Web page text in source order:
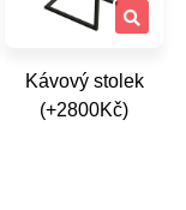
Kávový stolek
(+2800Kč)